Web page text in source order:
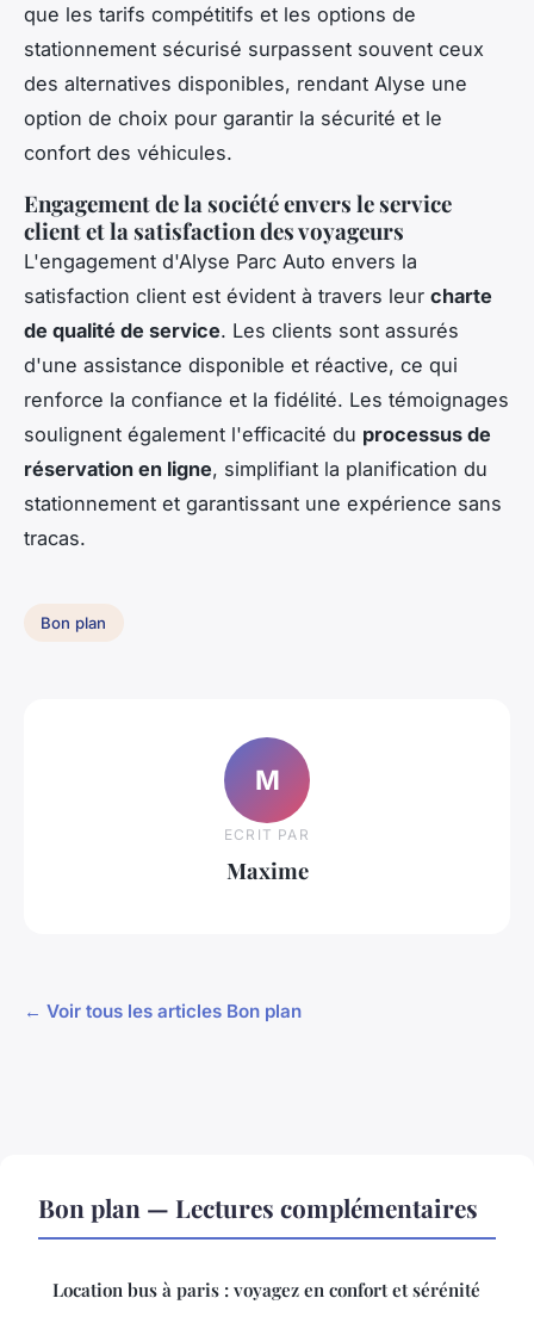
que les tarifs compétitifs et les options de
stationnement sécurisé surpassent souvent ceux
des alternatives disponibles, rendant Alyse une
option de choix pour garantir la sécurité et le
confort des véhicules.
Engagement de la société envers le service
client et la satisfaction des voyageurs
L'engagement d'Alyse Parc Auto envers la
satisfaction client est évident à travers leur charte
de qualité de service. Les clients sont assurés
d'une assistance disponible et réactive, ce qui
renforce la confiance et la fidélité. Les témoignages
soulignent également l'efficacité du processus de
réservation en ligne, simplifiant la planification du
stationnement et garantissant une expérience sans
tracas.
Bon plan
M
ECRIT PAR
Maxime
← Voir tous les articles Bon plan
Bon plan — Lectures complémentaires
Location bus à paris : voyagez en confort et sérénité